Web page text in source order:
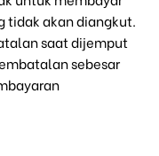
tidak akan diangkut.
saat dijemput
sebesar